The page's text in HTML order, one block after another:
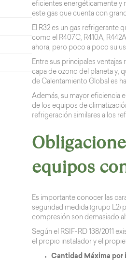
eficientes energéticamente y
este gas que cuenta con
El R32 es un gas refrigerante
como el R407C, R410A,
ahora, pero poco a poco su
Entre sus principales
capa de ozono del planeta y,
de Calentamiento Global es
Además, su mayor eficiencia
de los equipos de
refrigeración similares a los
equipos
Es importante conocer las
seguridad medida (grupo L2)
compresión son demasiado
Según el RSIF-RD 138/2011
el propio instalador y el
Cantidad Máxima por